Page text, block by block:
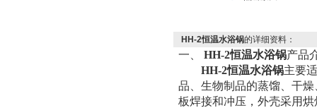
HH-2恒温水浴锅的详细资料：
一、 HH-2恒温水浴锅产品
HH-2恒温水浴锅主要
品、生物制品的蒸馏、干
板焊接和冲压，外壳采用